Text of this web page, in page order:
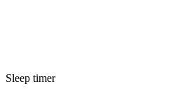
Sleep timer